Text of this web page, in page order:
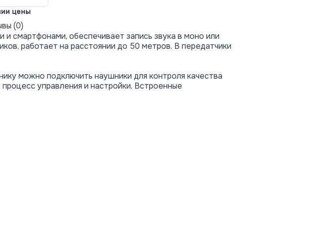
цены
(0)
смартфонами, обеспечивает запись звука в моно или
работает на расстоянии до 50 метров. В передатчики
можно подключить наушники для контроля качества
управления и настройки. Встроенные